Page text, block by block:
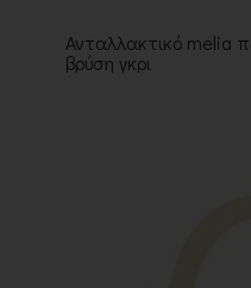
Ανταλλακτικό melia
βρύση γκρι